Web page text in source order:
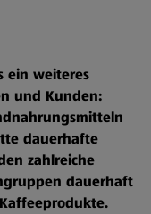
ein weiteres
und Kunden:
dauerhafte
zahlreiche
dauerhaft